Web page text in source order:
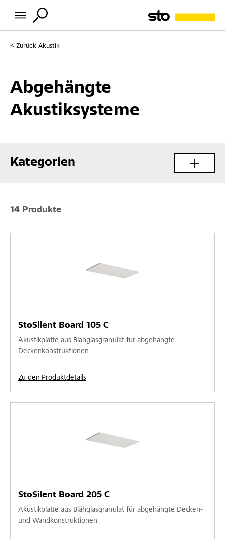
Zurück Akustik
Abgehängte
Akustiksysteme
Kategorien
14 Produkte
StoSilent Board 105 C
Akustikplatte aus Blähglasgranulat für abgehängte
Deckenkonstruktionen
Zu den Produktdetails
StoSilent Board 205 C
Akustikplatte aus Blähglasgranulat für abgehängte Decken-
und Wandkonstruktionen